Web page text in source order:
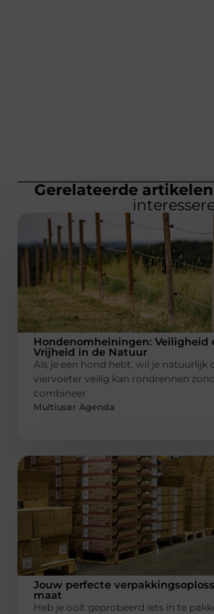
Gerelateerde artikelen
Hondenomheiningen: Veiligheid
Vrijheid in de Natuur
Als je een hond hebt, wil je natuurlijk
viervoeter veilig kan rondrennen
combineer
Multiuser Agenda
Jouw perfecte
maat
Heb je ooit geprobeerd iets in te